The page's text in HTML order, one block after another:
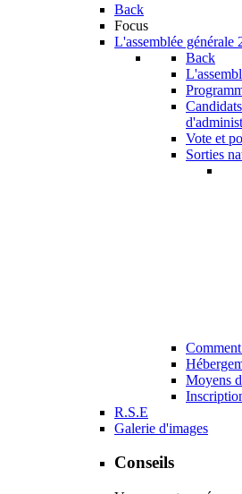
Back
Focus
L'assemblée générale
Back
Vote et
Sorties
Moyens
R.S.E
Galerie d'images
Conseils